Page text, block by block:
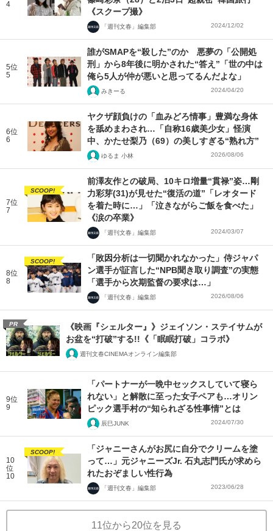
4
《スクープ撮》
「週刊文春」編集部 2024/12/02
5位
5
誰がSMAPを“殺した”のか 悪夢の「公開処
刑」から8年後に明かされた“答え”「世の中は
俺ら5人が仲が悪いと思ってるんだよな」
みきーる 2024/04/20
6位
6
ヤクザ顔負けの「血みどろ情事」豊満な身体
を舐めまわされ…「自称16歳美少女」怪演
中、かたせ梨乃（69）の美しすぎる“熟れ方”
ゆるま 小林 2026/08/06
7位
7
SCOOP!
前澤友作との破局、10キロ増量“貫禄”姿…剛
力彩芽(31)が見せた“復活の道”「レオタード
を着た時に…」「泣きながらご飯を食べた」
《涙の卒業》
「週刊文春」編集部 2024/03/07
8位
8
SCOOP!
「敗因分析は一切聞かれなかった」侍ジャパ
ン選手が証言した“NPB聞き取り調査”の実態
「選手から次期監督の要求は…」
「週刊文春」編集部 2026/08/06
PR
《映画『シェルター』》ジェイソン・ステイサムが
お盆を“打破”する!!《「眠眠打破」コラボ》
週刊文春CINEMAオンライン編集部
9位
9
「パートナーが一晩中セックスしていて寝ら
れない」と解散に至った女子ペアも…オリン
ピック選手村の“知られざる性事情”とは
辰巳JUNK 2024/07/30
10
位
10
SCOOP!
「ジャニーさんがお尻に自分でクリームを塗
って…」元ジャニーズJr. 石丸志門氏が求めら
れたおぞましい性行為
「週刊文春」編集部 2023/06/28
11位から20位を見る